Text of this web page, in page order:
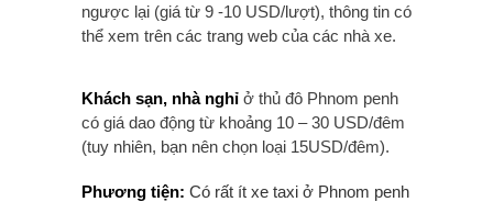
ngược lại (giá từ 9 -10 USD/lượt), thông tin có
thể xem trên các trang web của các nhà xe.
Khách sạn, nhà nghỉ ở thủ đô Phnom penh
có giá dao động từ khoảng 10 – 30 USD/đêm
(tuy nhiên, bạn nên chọn loại 15USD/đêm).
Phương tiện: Có rất ít xe taxi ở Phnom penh